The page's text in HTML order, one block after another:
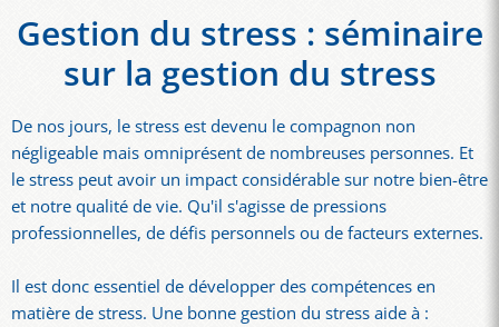
Gestion du stress : séminaire
sur la gestion du stress
De nos jours, le stress est devenu le compagnon non
négligeable mais omniprésent de nombreuses personnes. Et
le stress peut avoir un impact considérable sur notre bien-être
et notre qualité de vie. Qu'il s'agisse de pressions
professionnelles, de défis personnels ou de facteurs externes.
Il est donc essentiel de développer des compétences en
matière de stress. Une bonne gestion du stress aide à :